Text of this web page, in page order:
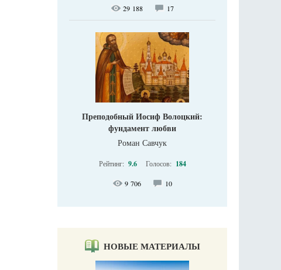
29 188 17
Преподобный Иосиф Волоцкий:
фундамент любви
Роман Савчук
Рейтинг: 9.6 Голосов: 184
9 706 10
НОВЫЕ МАТЕРИАЛЫ